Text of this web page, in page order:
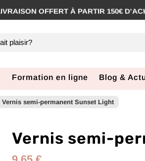
AVANT 12H, EXPÉDIÉE SOUS 48H
Formation en ligne Blog &
Vernis semi-permanent Sunset Light
Vernis semi-